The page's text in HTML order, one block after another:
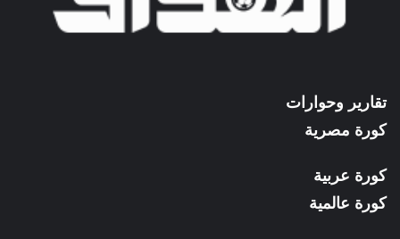
تقارير وحوارات
كورة مصرية
كورة عربية
كورة عالمية